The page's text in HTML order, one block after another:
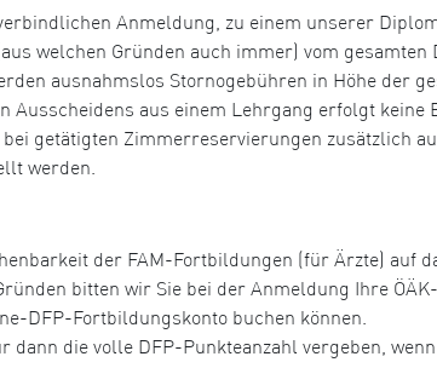
Anmeldung, zu einem unserer
welchen Gründen auch immer) vom
ausnahmslos Stornogebühren in Höhe der
Ausscheidens aus einem Lehrgang erfolgt
bei getätigten Zimmerreservierungen zusätzlich
werden.
der FAM-Fortbildungen (für Ärzte) auf
bitten wir Sie bei der Anmeldung Ihre
DFP-Fortbildungskonto buchen können.
dann die volle DFP-Punkteanzahl vergeben,